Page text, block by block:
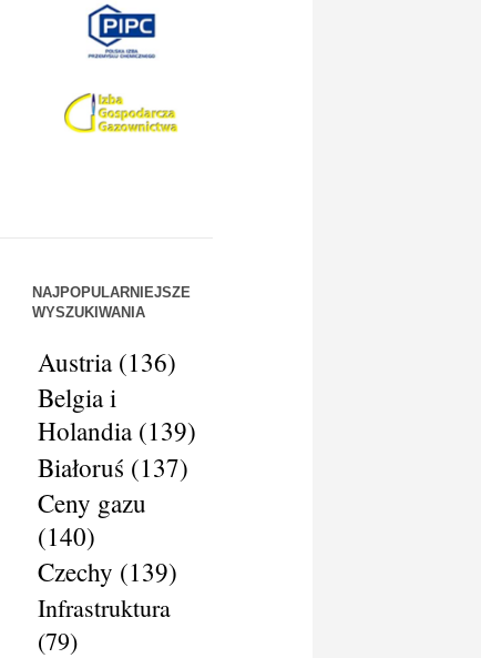
NAJPOPULARNIEJSZE
WYSZUKIWANIA
Austria(136)
Belgia i
Holandia(139)
Białoruś (137)
Ceny gazu
(140)
Czechy (139)
Infrastruktura
(79)